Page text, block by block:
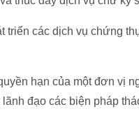
triển các dịch vụ chứng
hạn của một đơn vị
đạo các biện pháp